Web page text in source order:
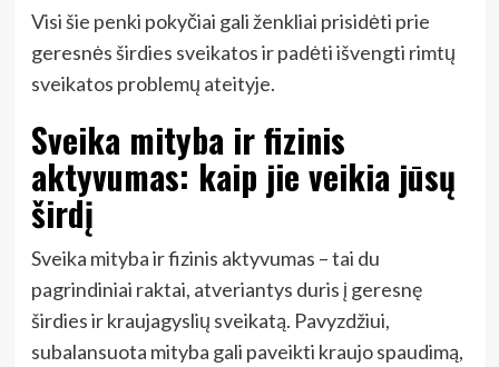
Visi šie penki pokyčiai gali ženkliai prisidėti prie
geresnės širdies sveikatos ir padėti išvengti rimtų
sveikatos problemų ateityje.
Sveika mityba ir fizinis
aktyvumas: kaip jie veikia jūsų
širdį
Sveika mityba ir fizinis aktyvumas – tai du
pagrindiniai raktai, atveriantys duris į geresnę
širdies ir kraujagyslių sveikatą. Pavyzdžiui,
subalansuota mityba gali paveikti kraujo spaudimą,